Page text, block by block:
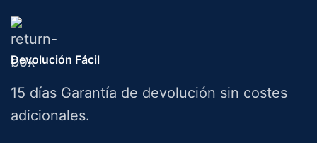
Devolución Fácil
15 días Garantía de devolución sin costes
adicionales.